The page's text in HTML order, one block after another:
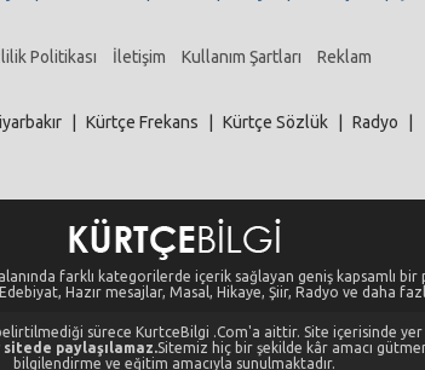
Politikası İletişim Kullanım Şartları Reklam
Kürtçe Frekans Kürtçe Sözlük Radyo
farklı kategorilerde içerik sağlayan geniş kapsamlı bir
Hazır mesajlar, Masal, Hikaye, Şiir, Radyo ve daha
sürece KurtceBilgi .Com'a aittir. Site içerisinde
paylaşılamaz.Sitemiz hiç bir şekilde kâr amacı
bilgilendirme ve eğitim amacıyla sunulmaktadır.